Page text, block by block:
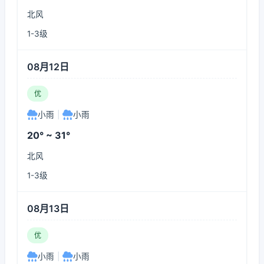
北风
1-3级
08月12日
优
小雨 小雨
20° ~ 31°
北风
1-3级
08月13日
优
小雨 小雨